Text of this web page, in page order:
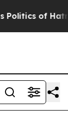
of Hatred”